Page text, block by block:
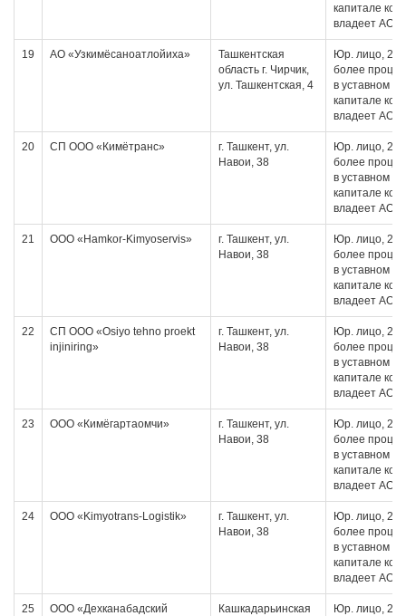
капитале
владеет АО
19 АО «Узкимёсаноатлойиха»
Ташкентская
область г. Чирчик,
ул. Ташкентская, 4
Юр. лицо, 20
более
в уставном
капитале
владеет АО
20 СП ООО «Кимётранс»
г. Ташкент, ул.
Навои, 38
Юр. лицо, 20
более
в уставном
капитале
владеет АО
21 ООО «Hamkor-Kimyoservis»
г. Ташкент, ул.
Навои, 38
Юр. лицо, 20
более
в уставном
капитале
владеет АО
22
СП ООО «Osiyo tehno proekt
injiniring»
г. Ташкент, ул.
Навои, 38
Юр. лицо, 20
более
в уставном
капитале
владеет АО
23 ООО «Кимёгартаомчи»
г. Ташкент, ул.
Навои, 38
Юр. лицо, 20
более
в уставном
капитале
владеет АО
24 ООО «Kimyotrans-Logistik»
г. Ташкент, ул.
Навои, 38
Юр. лицо, 20
более
в уставном
капитале
владеет АО
25 ООО «Дехканабадский Кашкадарьинская Юр. лицо, 20